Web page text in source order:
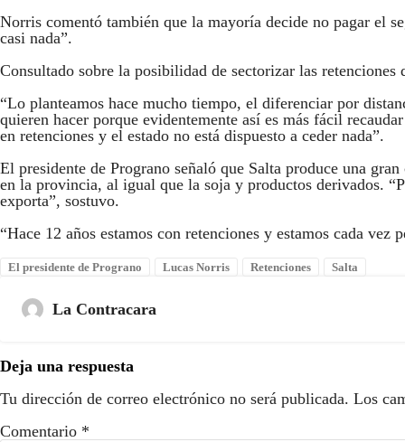
Norris comentó también que la mayoría decide no pagar el
casi nada”.
Consultado sobre la posibilidad de sectorizar las
“Lo planteamos hace mucho tiempo, el diferenciar por
quieren hacer porque evidentemente así es más fácil
en retenciones y el estado no está dispuesto a ceder nada”.
El presidente de Prograno señaló que Salta produce una
en la provincia, al igual que la soja y productos derivados.
exporta”, sostuvo.
“Hace 12 años estamos con retenciones y estamos cada vez
El presidente de Prograno Lucas Norris Retenciones Salta
La Contracara
Deja una respuesta
Tu dirección de correo electrónico no será publicada. Los
Comentario *